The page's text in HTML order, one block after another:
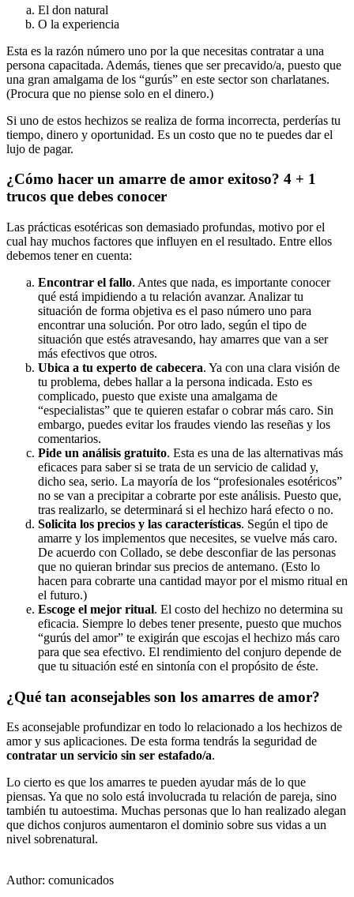
El don natural
O la experiencia
Esta es la razón número uno por la que necesitas contratar a una
persona capacitada. Además, tienes que ser precavido/a, puesto que
una gran amalgama de los “gurús” en este sector son charlatanes.
(Procura que no piense solo en el dinero.)
Si uno de estos hechizos se realiza de forma incorrecta, perderías tu
tiempo, dinero y oportunidad. Es un costo que no te puedes dar el
lujo de pagar.
¿Cómo hacer un amarre de amor exitoso? 4 + 1
trucos que debes conocer
Las prácticas esotéricas son demasiado profundas, motivo por el
cual hay muchos factores que influyen en el resultado. Entre ellos
debemos tener en cuenta:
Encontrar el fallo. Antes que nada, es importante conocer
qué está impidiendo a tu relación avanzar. Analizar tu
situación de forma objetiva es el paso número uno para
encontrar una solución. Por otro lado, según el tipo de
situación que estés atravesando, hay amarres que van a ser
más efectivos que otros.
Ubica a tu experto de cabecera. Ya con una clara visión de
tu problema, debes hallar a la persona indicada. Esto es
complicado, puesto que existe una amalgama de
“especialistas” que te quieren estafar o cobrar más caro. Sin
embargo, puedes evitar los fraudes viendo las reseñas y los
comentarios.
Pide un análisis gratuito. Esta es una de las alternativas más
eficaces para saber si se trata de un servicio de calidad y,
dicho sea, serio. La mayoría de los “profesionales esotéricos”
no se van a precipitar a cobrarte por este análisis. Puesto que,
tras realizarlo, se determinará si el hechizo hará efecto o no.
Solicita los precios y las características. Según el tipo de
amarre y los implementos que necesites, se vuelve más caro.
De acuerdo con Collado, se debe desconfiar de las personas
que no quieran brindar sus precios de antemano. (Esto lo
hacen para cobrarte una cantidad mayor por el mismo ritual en
el futuro.)
Escoge el mejor ritual. El costo del hechizo no determina su
eficacia. Siempre lo debes tener presente, puesto que muchos
“gurús del amor” te exigirán que escojas el hechizo más caro
para que sea efectivo. El rendimiento del conjuro depende de
que tu situación esté en sintonía con el propósito de éste.
¿Qué tan aconsejables son los amarres de amor?
Es aconsejable profundizar en todo lo relacionado a los hechizos de
amor y sus aplicaciones. De esta forma tendrás la seguridad de
contratar un servicio sin ser estafado/a.
Lo cierto es que los amarres te pueden ayudar más de lo que
piensas. Ya que no solo está involucrada tu relación de pareja, sino
también tu autoestima. Muchas personas que lo han realizado alegan
que dichos conjuros aumentaron el dominio sobre sus vidas a un
nivel sobrenatural.
Author: comunicados